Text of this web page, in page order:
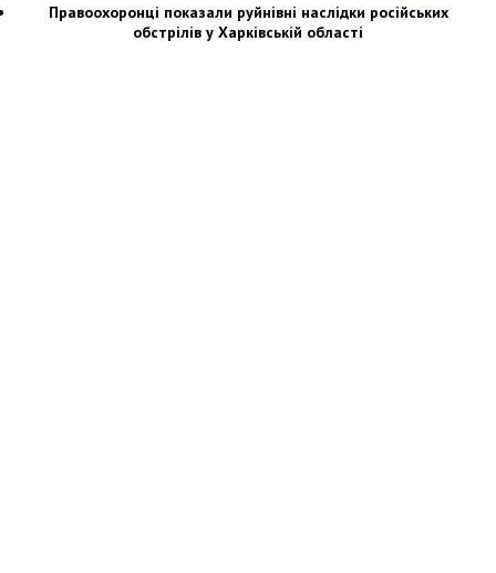
Правоохоронці показали руйнівні наслідки російських
обстрілів у Харківській області